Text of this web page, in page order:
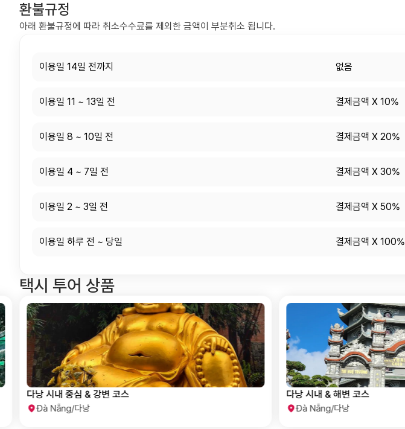
환불규정
아래 환불규정에 따라 취소수수료를 제외한 금액이 부분취소 됩니다.
이용일 14일 전까지 없음
이용일 11 ~ 13일 전 결제금액 X 10%
이용일 8 ~ 10일 전 결제금액 X 20%
이용일 4 ~ 7일 전 결제금액 X 30%
이용일 2 ~ 3일 전 결제금액 X 50%
이용일 하루 전 ~ 당일 결제금액 X 100%
택시 투어 상품
다낭 시내 & 해변 코스
Đà Nẵng/다낭
다낭 자연 & 아트 체험 코스
Đà Nẵng/다낭